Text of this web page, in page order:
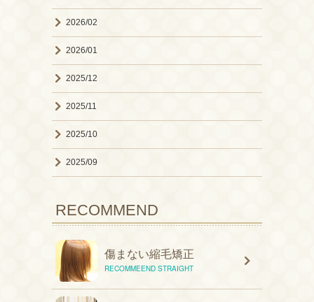
2026/02
2026/01
2025/12
2025/11
2025/10
2025/09
RECOMMEND
傷まない縮毛矯正
RECOMMEEND STRAIGHT